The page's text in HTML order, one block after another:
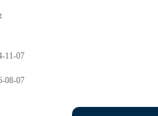
11-07
08-07